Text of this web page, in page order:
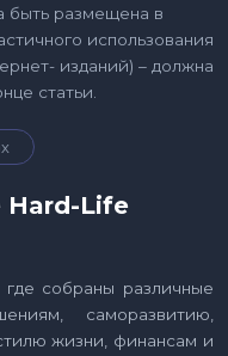
быть размещена в
использования
изданий) – должна
статьи.
Hard-Life
где собраны различные
саморазвитию,
жизни, финансам и